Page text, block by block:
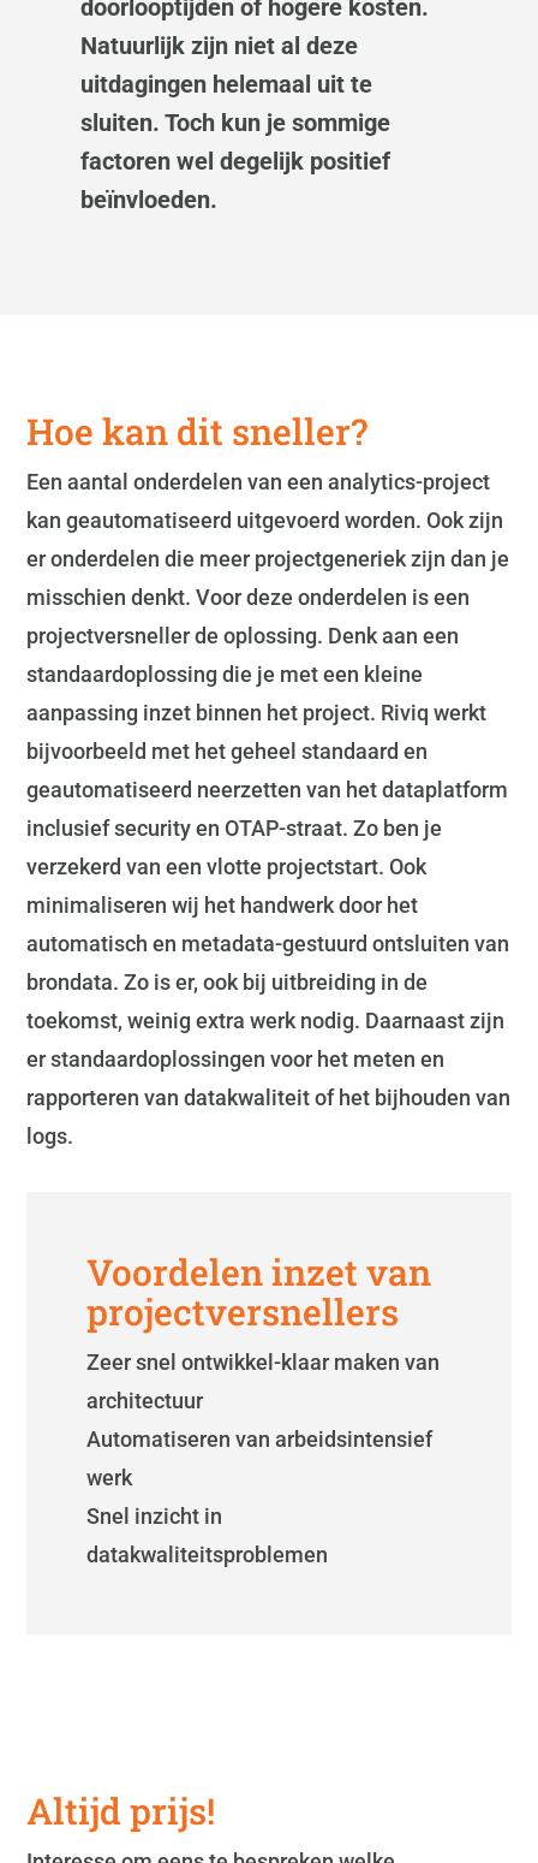
doorlooptijden of hogere kosten.
Natuurlijk zijn niet al deze
uitdagingen helemaal uit te
sluiten. Toch kun je sommige
factoren wel degelijk positief
beïnvloeden.
Hoe kan dit sneller?
Een aantal onderdelen van een analytics-project
kan geautomatiseerd uitgevoerd worden. Ook zijn
er onderdelen die meer projectgeneriek zijn dan je
misschien denkt. Voor deze onderdelen is een
projectversneller de oplossing. Denk aan een
standaardoplossing die je met een kleine
aanpassing inzet binnen het project. Riviq werkt
bijvoorbeeld met het geheel standaard en
geautomatiseerd neerzetten van het dataplatform
inclusief security en OTAP-straat. Zo ben je
verzekerd van een vlotte projectstart. Ook
minimaliseren wij het handwerk door het
automatisch en metadata-gestuurd ontsluiten van
brondata. Zo is er, ook bij uitbreiding in de
toekomst, weinig extra werk nodig. Daarnaast zijn
er standaardoplossingen voor het meten en
rapporteren van datakwaliteit of het bijhouden van
logs.
Voordelen inzet van
projectversnellers
Zeer snel ontwikkel-klaar maken van
architectuur
Automatiseren van arbeidsintensief
werk
Snel inzicht in
datakwaliteitsproblemen
Altijd prijs!